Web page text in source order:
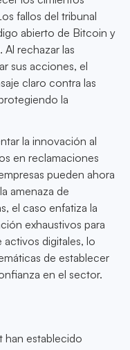
fallos del tribunal
abierto de Bitcoin y
rechazar las
sus acciones, el
claro contra las
la
la innovación al
en reclamaciones
pueden ahora
amenaza de
el caso enfatiza la
exhaustivos para
digitales, lo
de establecer
en el sector.
han establecido